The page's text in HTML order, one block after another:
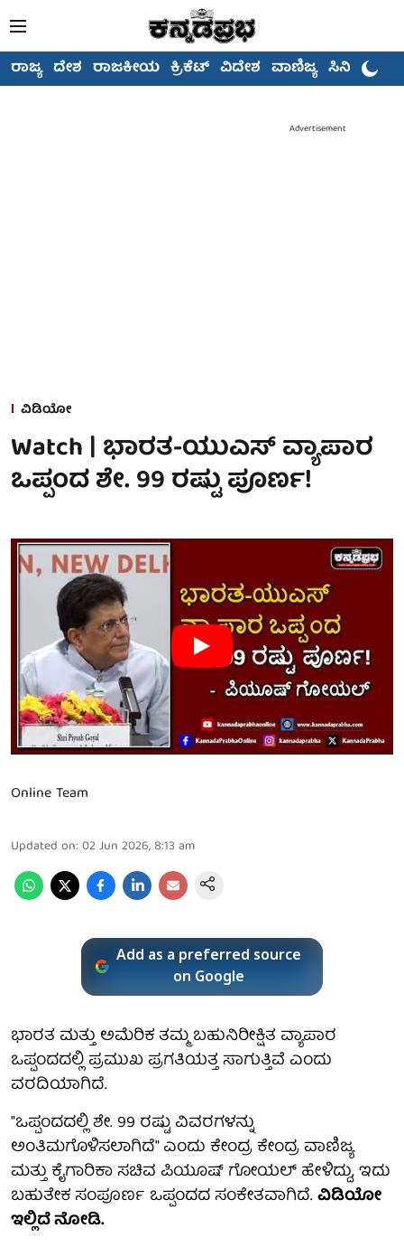
ರಾಜ್ಯ ದೇಶ ರಾಜಕೀಯ ಕ್ರಿಕೆಟ್ ವಿದೇಶ ವಾಣಿಜ್ಯ ಸಿನಿಮಾ
Advertisement
ವಿಡಿಯೋ
Watch | ಭಾರತ-ಯುಎಸ್ ವ್ಯಾಪಾರ
ಒಪ್ಪಂದ ಶೇ. 99 ರಷ್ಟು ಪೂರ್ಣ!
Online Team
Updated on: 02 Jun 2026, 8:13 am
Add as a preferred source
on Google
ಭಾರತ ಮತ್ತು ಅಮೆರಿಕ ತಮ್ಮ ಬಹುನಿರೀಕ್ಷಿತ ವ್ಯಾಪಾರ
ಒಪ್ಪಂದದಲ್ಲಿ ಪ್ರಮುಖ ಪ್ರಗತಿಯತ್ತ ಸಾಗುತ್ತಿವೆ ಎಂದು
ವರದಿಯಾಗಿದೆ.
"ಒಪ್ಪಂದದಲ್ಲಿ ಶೇ. 99 ರಷ್ಟು ವಿವರಗಳನ್ನು
ಅಂತಿಮಗೊಳಿಸಲಾಗಿದೆ" ಎಂದು ಕೇಂದ್ರ ಕೇಂದ್ರ ವಾಣಿಜ್ಯ
ಮತ್ತು ಕೈಗಾರಿಕಾ ಸಚಿವ ಪಿಯೂಷ್ ಗೋಯಲ್ ಹೇಳಿದ್ದು, ಇದು
ಬಹುತೇಕ ಸಂಪೂರ್ಣ ಒಪ್ಪಂದದ ಸಂಕೇತವಾಗಿದೆ.ವಿಡಿಯೋ
ಇಲ್ಲಿದೆ ನೋಡಿ.